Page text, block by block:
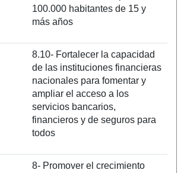
100.000 habitantes de 15 y
más años
8.10- Fortalecer la capacidad
de las instituciones financieras
nacionales para fomentar y
ampliar el acceso a los
servicios bancarios,
financieros y de seguros para
todos
8- Promover el crecimiento